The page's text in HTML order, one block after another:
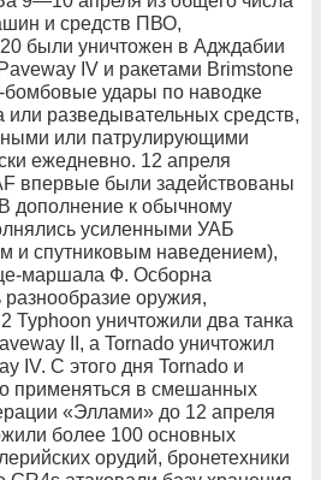
и средств ПВО,
были уничтожен в Адждабии
IV и ракетами Brimstone
бомбовые удары по наводке
или разведывательных средств,
или патрулирующими
ежедневно. 12 апреля
впервые были задействованы
дополнение к обычному
усиленными УАБ
и спутниковым наведением),
маршала Ф. Осборна
оружия,
Typhoon уничтожили два танка
II, а Tornado уничтожил
IV. С этого дня Tornado и
применяться в смешанных
«Эллами» до 12 апреля
более 100 основных
орудий, бронетехники